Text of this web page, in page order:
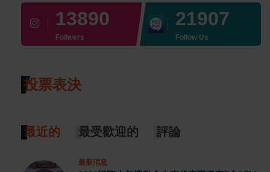
13890
Follwers
21907
Follow Us
投票表決
最近的 最受歡迎的 評論
最新消息